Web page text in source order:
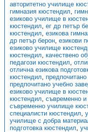
авторитетно училище
гимназия кюстендил,
езиково училище в
кюстендил, ег др петър
кюстендил, езикова
др петър берон, езикови
езиково училище
кюстендил, качествено
педагози кюстендил,
отлична езикова
кюстендил,
предпочитано учебно
езиково училище в
кюстендил, съвременно
съвременно училище
специалисти кюстендил,
училище с добра
подготовка кюстендил,